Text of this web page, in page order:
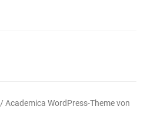
/ Academica WordPress-Theme von